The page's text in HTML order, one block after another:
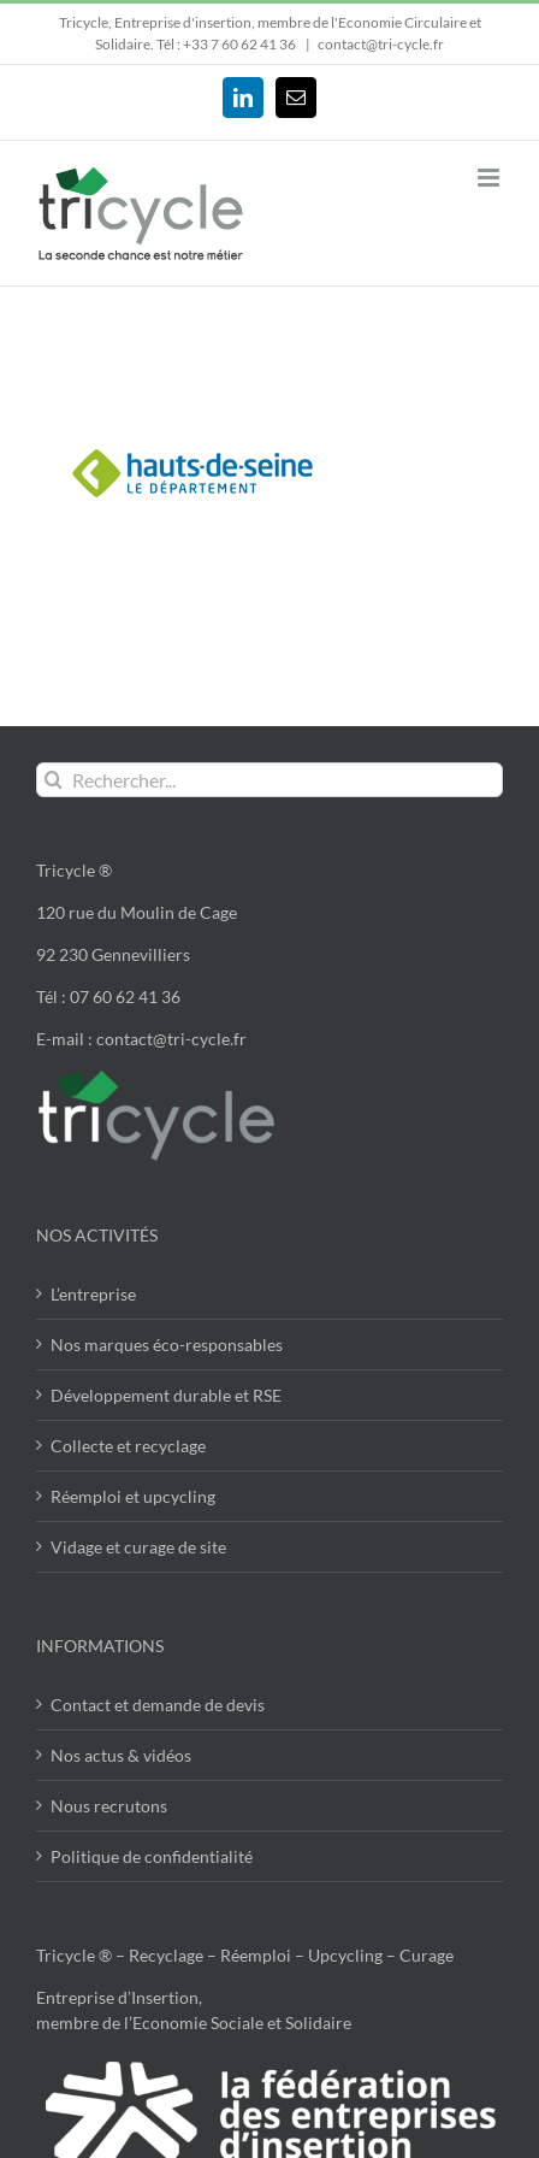
contenu
Tricycle, Entreprise d'insertion, membre de l'Economie Circulaire et
Solidaire. Tél : +33 7 60 62 41 36 | contact@tri-cycle.fr
LinkedInEmail
Rechercher:
Tricycle ®
120 rue du Moulin de Cage
92 230 Gennevilliers
Tél : 07 60 62 41 36
E-mail : contact@tri-cycle.fr
NOS ACTIVITÉS
L’entreprise
Nos marques éco-responsables
Développement durable et RSE
Collecte et recyclage
Réemploi et upcycling
Vidage et curage de site
INFORMATIONS
Contact et demande de devis
Nos actus & vidéos
Nous recrutons
Politique de confidentialité
Tricycle ® – Recyclage – Réemploi – Upcycling – Curage
Entreprise d’Insertion,
membre de l’Economie Sociale et Solidaire